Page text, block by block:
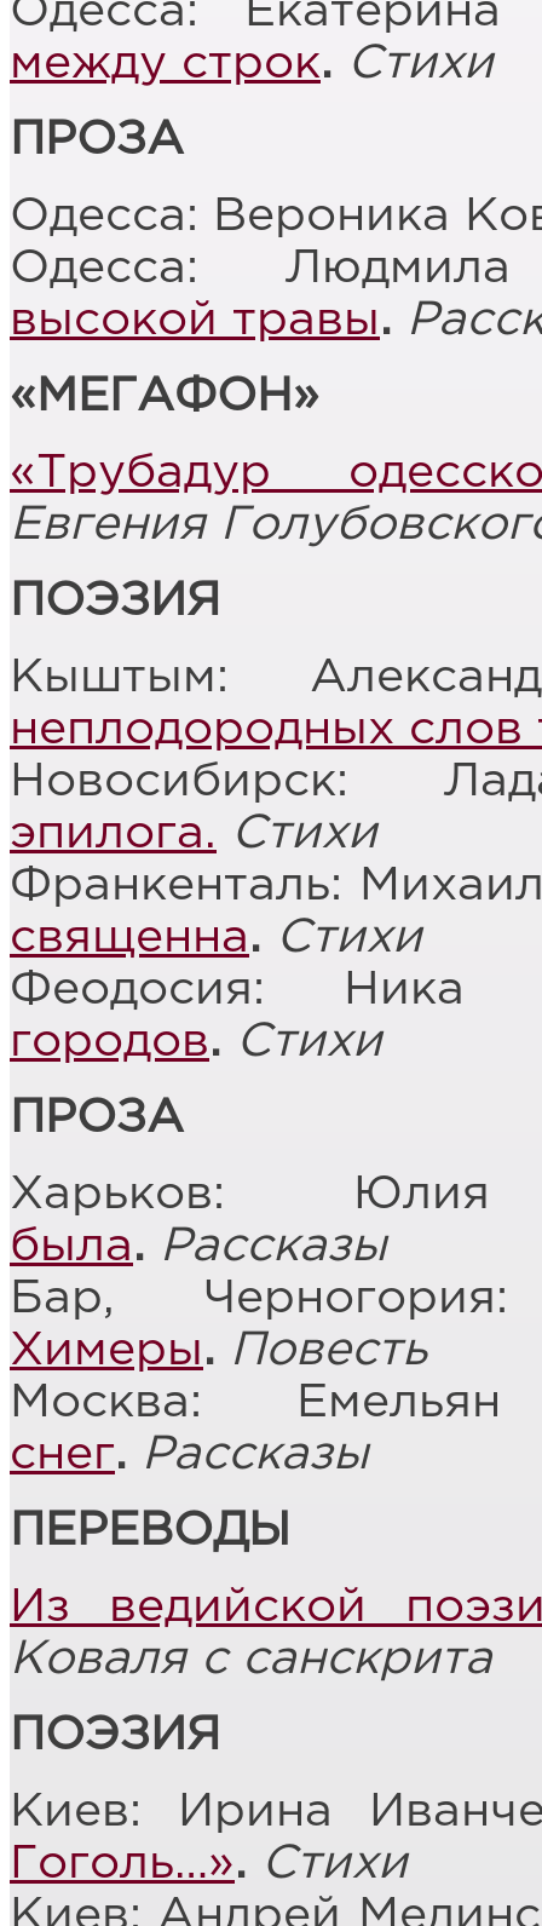
Одесса:
между строк. Стихи
ПРОЗА
Одесса: Вероника
Одесса:
высокой травы.
« МЕГАФОН »
«Трубадур
Евгения
ПОЭЗИЯ
Кыштым:
неплодородных слов
Новосибирск:
эпилога. Стихи
Франкенталь:
священна. Стихи
Феодосия: Ника
городов. Стихи
ПРОЗА
Харьков:
была. Рассказы
Бар,
Химеры. Повесть
Москва:
снег. Рассказы
ПЕРЕВОДЫ
Из ведийской
Коваля с санскрита
ПОЭЗИЯ
Киев: Ирина
Гоголь…». Стихи
Киев: Андрей